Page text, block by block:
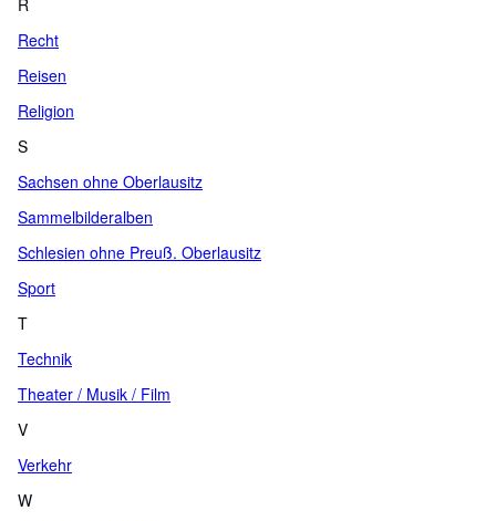
R
Recht
Reisen
Religion
S
Sachsen ohne Oberlausitz
Sammelbilderalben
Schlesien ohne Preuß. Oberlausitz
Sport
T
Technik
Theater / Musik / Film
V
Verkehr
W